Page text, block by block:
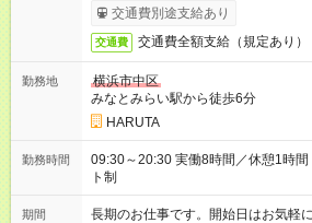
交通費別途支給あり
交通費 交通費全額支給（規定あり）
勤務地
横浜市中区
みなとみらい駅から徒歩6分
HARUTA
勤務時間
09:30～20:30 実働8時間／休憩1時間 営業時間に合わせたシフ
ト制
期間 長期のお仕事です。開始日はお気軽